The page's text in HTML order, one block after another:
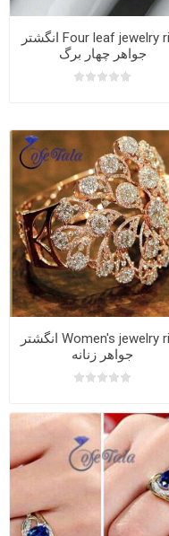
Four leaf jewelry ring انگشتر
جواهر چهار برگ
Women's jewelry ring انگشتر
جواهر زنانه